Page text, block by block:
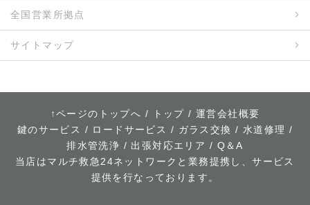
全国営業所拠点
サイトマップ
↑ページのトップへ / トップ / 運営会社概要
鍵のサービス / ロードサービス / ガラス交換 / 水道修理 /
排水管洗浄 / 出張対応エリア / Q＆A
当店はマルチ救急24ネットワークと業務提携し、サービス
提供を行なっております。